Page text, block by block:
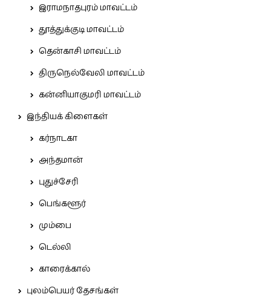
இராமநாதபுரம் மாவட்டம்
தூத்துக்குடி மாவட்டம்
தென்காசி மாவட்டம்
திருநெல்வேலி மாவட்டம்
கன்னியாகுமரி மாவட்டம்
இந்தியக் கிளைகள்
கர்நாடகா
அந்தமான்
புதுச்சேரி
பெங்களூர்
மும்பை
டெல்லி
காரைக்கால்
புலம்பெயர் தேசங்கள்